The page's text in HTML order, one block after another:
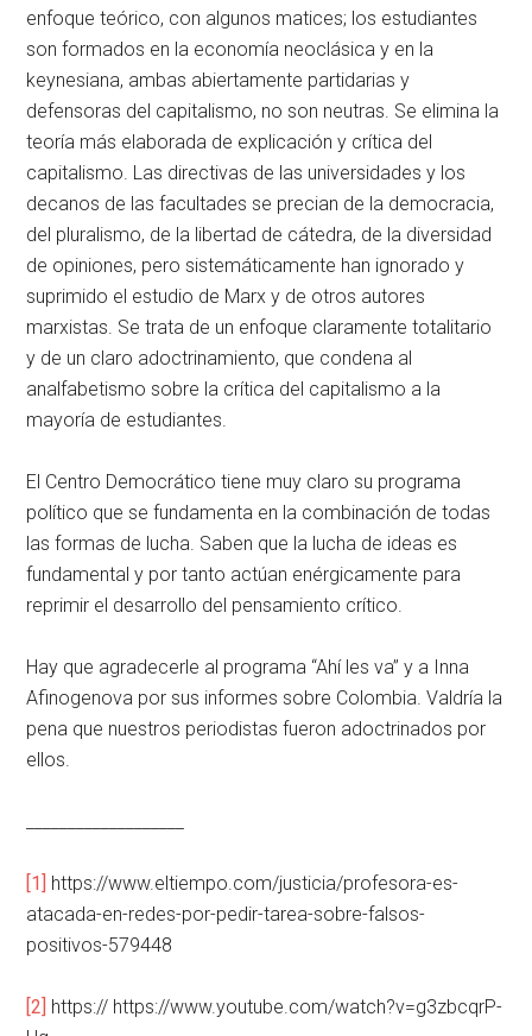
enfoque teórico, con algunos matices; los estudiantes
son formados en la economía neoclásica y en la
keynesiana, ambas abiertamente partidarias y
defensoras del capitalismo, no son neutras. Se elimina la
teoría más elaborada de explicación y crítica del
capitalismo. Las directivas de las universidades y los
decanos de las facultades se precian de la democracia,
del pluralismo, de la libertad de cátedra, de la diversidad
de opiniones, pero sistemáticamente han ignorado y
suprimido el estudio de Marx y de otros autores
marxistas. Se trata de un enfoque claramente totalitario
y de un claro adoctrinamiento, que condena al
analfabetismo sobre la crítica del capitalismo a la
mayoría de estudiantes.
El Centro Democrático tiene muy claro su programa
político que se fundamenta en la combinación de todas
las formas de lucha. Saben que la lucha de ideas es
fundamental y por tanto actúan enérgicamente para
reprimir el desarrollo del pensamiento crítico.
Hay que agradecerle al programa “Ahí les va” y a Inna
Afinogenova por sus informes sobre Colombia. Valdría la
pena que nuestros periodistas fueron adoctrinados por
ellos.
[1] https://www.eltiempo.com/justicia/profesora-es-
atacada-en-redes-por-pedir-tarea-sobre-falsos-
positivos-579448
[2] https:// https://www.youtube.com/watch?v=g3zbcqrP-